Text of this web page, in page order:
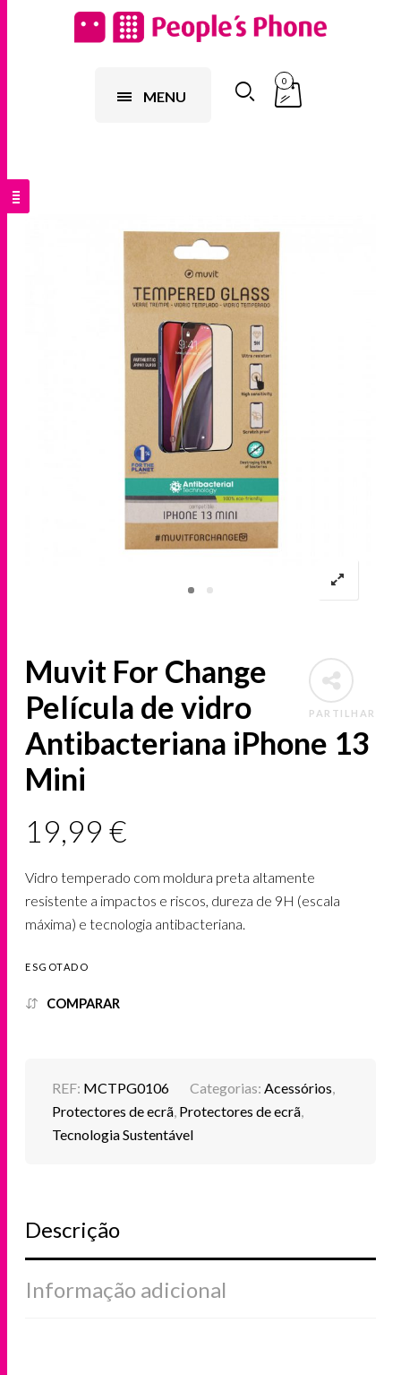
MENU
0
PARTILHAR
Muvit For Change
Película de vidro
Antibacteriana iPhone 13
Mini
19,99€
Vidro temperado com moldura preta altamente
resistente a impactos e riscos, dureza de 9H (escala
máxima) e tecnologia antibacteriana.
ESGOTADO
COMPARAR
REF: MCTPG0106 Categorias: Acessórios
Protectores de ecrã Protectores de ecrã
Tecnologia Sustentável
Descrição
Informação adicional